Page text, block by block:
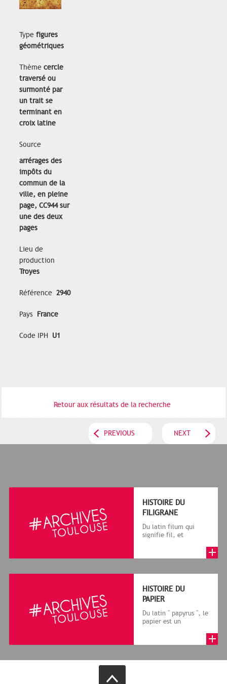
Type figures
géométriques
Thème cercle
traversé ou
surmonté par
un trait se
terminant en
croix latine
Source
arrérages des
impôts du
commun de la
ville, en pleine
page, CC944 sur
une des deux
pages
Lieu de
production
Troyes
Référence 2940
Pays France
Code IPH U1
Retour aux résultats de la recherche
PREVIOUS NEXT
HISTOIRE DU
FILIGRANE
Du latin filum qui
signifie fil, et
le cadre de la f...
HISTOIRE DU
PAPIER
Du latin " papyrus ", le
papier est un
végétales réduite...